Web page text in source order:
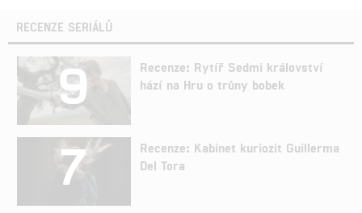
RECENZE SERIÁLŮ
9
Recenze: Rytíř Sedmi království
hází na Hru o trůny bobek
7
Recenze: Kabinet kuriozit Guillerma
Del Tora